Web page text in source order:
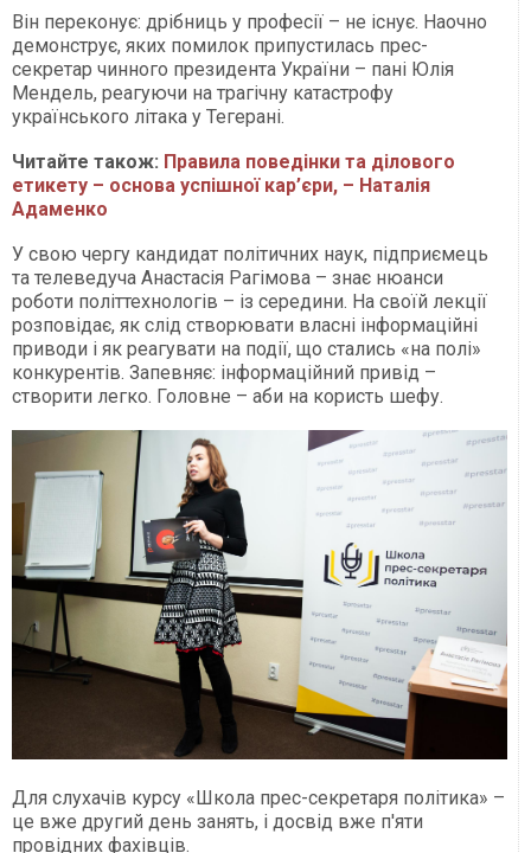
Він переконує: дрібниць у професії – не існує. Наочно
демонструє, яких помилок припустилась прес-
секретар чинного президента України – пані Юлія
Мендель, реагуючи на трагічну катастрофу
українського літака у Тегерані.
Читайте також: Правила поведінки та ділового
етикету – основа успішної кар’єри, – Наталія
Адаменко
У свою чергу кандидат політичних наук, підприємець
та телеведуча Анастасія Рагімова – знає нюанси
роботи політтехнологів – із середини. На своїй лекції
розповідає, як слід створювати власні інформаційні
приводи і як реагувати на події, що стались «на полі»
конкурентів. Запевняє: інформаційний привід –
створити легко. Головне – аби на користь шефу.
Для слухачів курсу «Школа прес-секретаря політика» –
це вже другий день занять, і досвід вже п'яти
провідних фахівців.